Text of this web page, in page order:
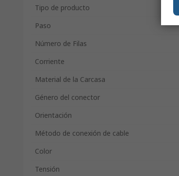
Tipo de producto
Paso
Número de Filas
Corriente
Material de la Carcasa
Género del conector
Orientación
Método de conexión de cable
Color
Tensión